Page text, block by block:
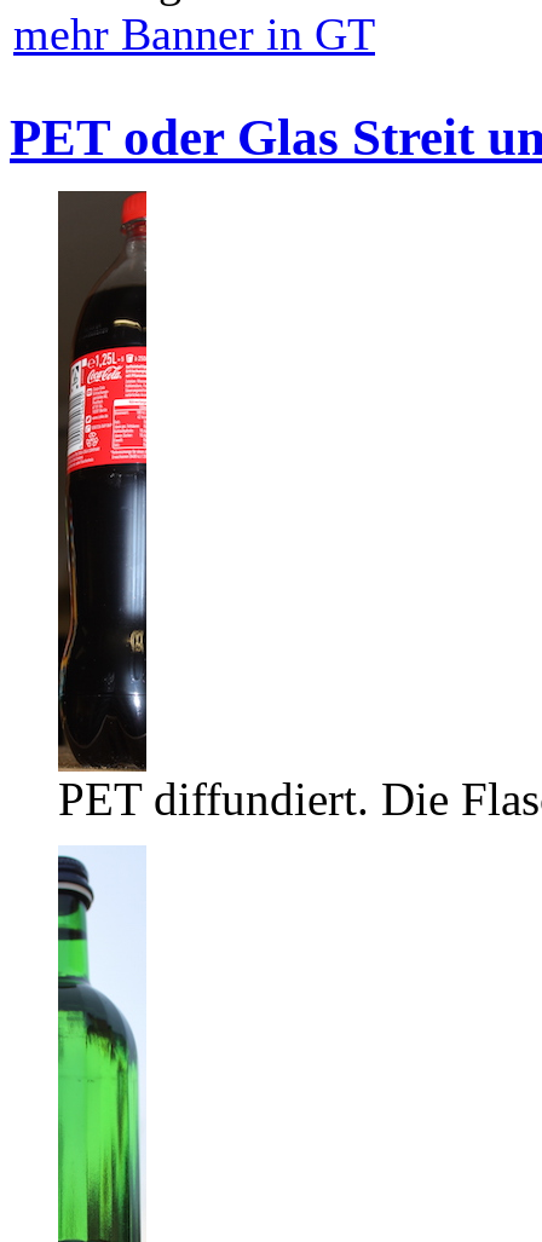
mehr Banner in GT
PET oder Glas Streit
PET diffundiert. Die